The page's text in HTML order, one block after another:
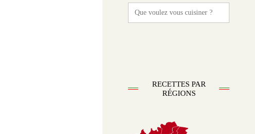
Search
for:
RECETTES PAR
RÉGIONS